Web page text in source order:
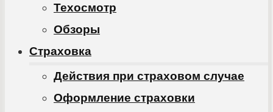
Техосмотр
Обзоры
Cтраховка
Действия при страховом случае
Оформление страховки